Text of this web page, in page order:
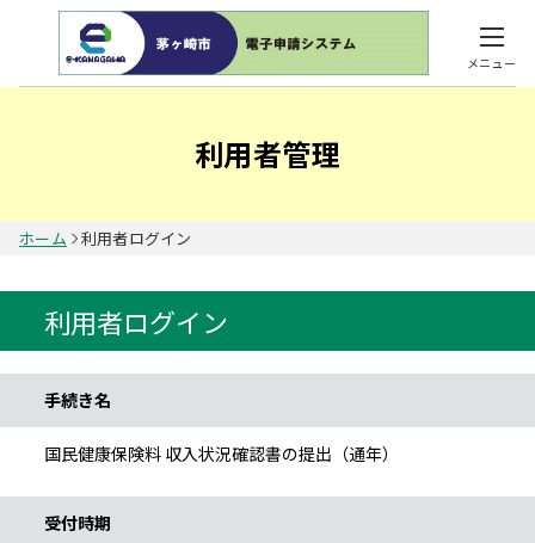
メニュー
利用者管理
ホーム 利用者ログイン
利用者ログイン
手続き名
国民健康保険料 収入状況確認書の提出（通年）
受付時期